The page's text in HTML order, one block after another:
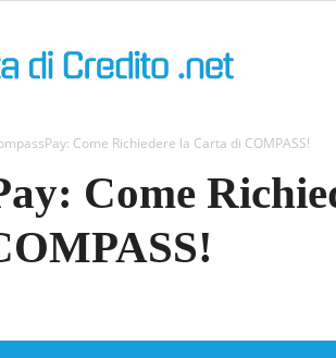
Carta
di
Come Richiedere la Carta di COMPASS!
Come